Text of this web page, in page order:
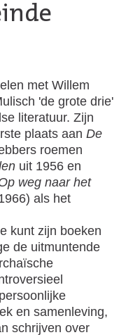
met Willem
'de grote drie'
literatuur. Zijn
plaats aan De
roemen
uit 1956 en
weg naar het
als het
kunt zijn boeken
de uitmuntende
en samenleving,
schrijven over